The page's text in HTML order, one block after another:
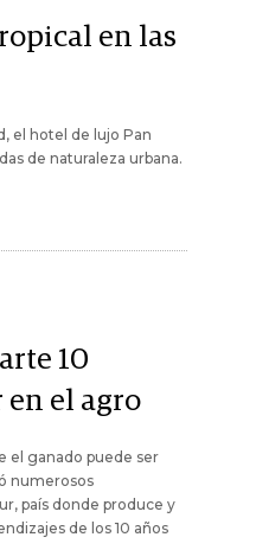
en las
el hotel de lujo Pan
de naturaleza urbana.
10
el agro
el ganado puede ser
numerosos
país donde produce y
de los 10 años